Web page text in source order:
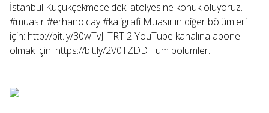
İstanbul Küçükçekmece'deki atölyesine konuk oluyoruz.
#muasır #erhanolcay #kaligrafi Muasır'ın diğer bölümleri
için: http://bit.ly/30wTvJl TRT 2 YouTube kanalına abone
olmak için: https://bit.ly/2V0TZDD Tüm bölümler...